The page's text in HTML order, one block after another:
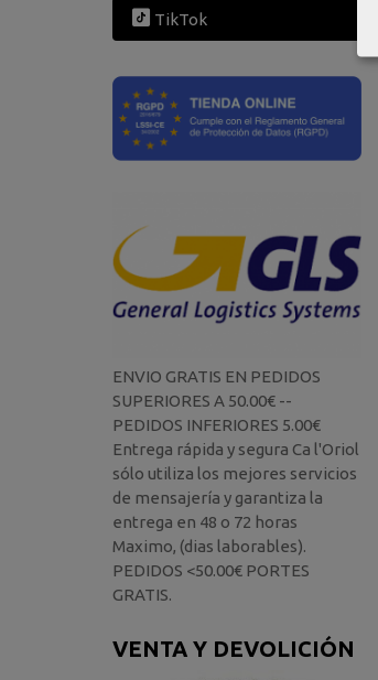
TikTok
ENVIO GRATIS EN PEDIDOS
SUPERIORES A 50.00€ --
PEDIDOS INFERIORES 5.00€
Entrega rápida y segura Ca l'Oriol
sólo utiliza los mejores servicios
de mensajería y garantiza la
entrega en 48 o 72 horas
Maximo, (dias laborables).
PEDIDOS <50.00€ PORTES
GRATIS.
VENTA Y DEVOLICIÓN